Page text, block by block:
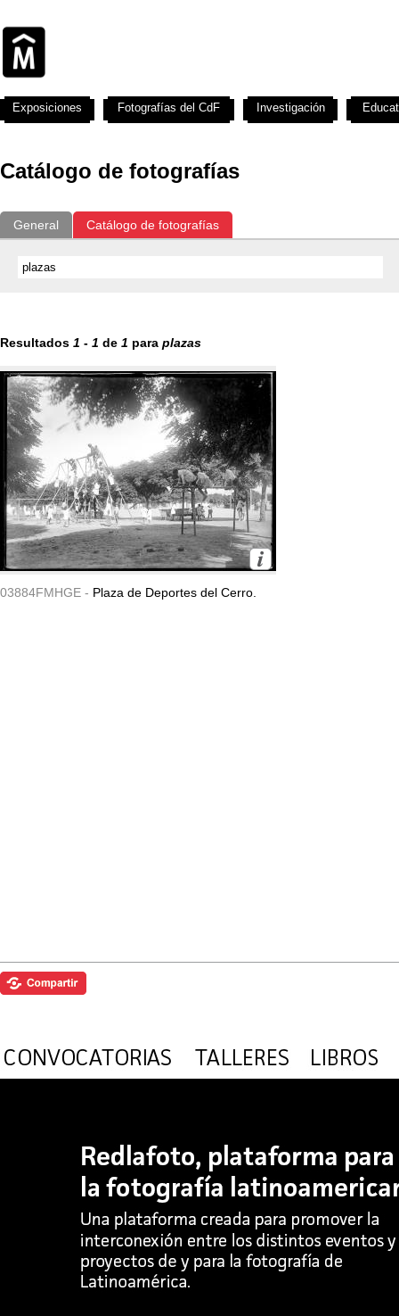
Catálogo de fotografías
General Catálogo de fotografías
Resultados 1 - 1 de 1 para plazas
03884FMHGE - Plaza de Deportes del Cerro.
Exposiciones Fotografías del CdF Investigación